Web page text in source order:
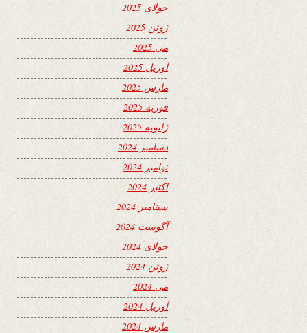
جولای 2025
ژوئن 2025
می 2025
آوریل 2025
مارس 2025
فوریه 2025
ژانویه 2025
دسامبر 2024
نوامبر 2024
اکتبر 2024
سپتامبر 2024
آگوست 2024
جولای 2024
ژوئن 2024
می 2024
آوریل 2024
مارس 2024